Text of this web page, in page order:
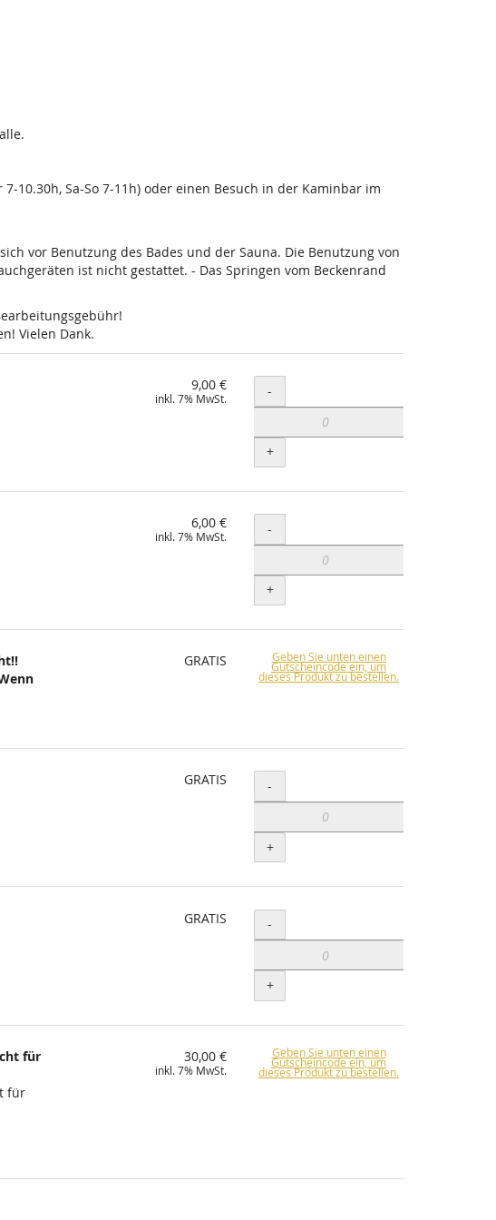
10.30h, Sa-So 7-11h) oder einen Besuch in der Kaminbar im
vor Benutzung des Bades und der Sauna. Die Benutzung von
ist nicht gestattet. - Das Springen vom Beckenrand
Vielen Dank.
9,00 €
inkl. 7% MwSt. Menge
-
+
6,00 €
inkl. 7% MwSt. Menge
-
+
GRATIS Geben Sie unten einen
Gutscheincode ein, um
dieses Produkt zu bestellen.
GRATIS Menge
-
+
GRATIS Menge
-
+
für
für
30,00 €
inkl. 7% MwSt.
Geben Sie unten einen
Gutscheincode ein, um
dieses Produkt zu bestellen.